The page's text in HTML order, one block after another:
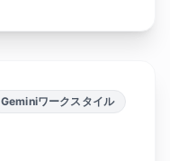
Geminiワークスタイル